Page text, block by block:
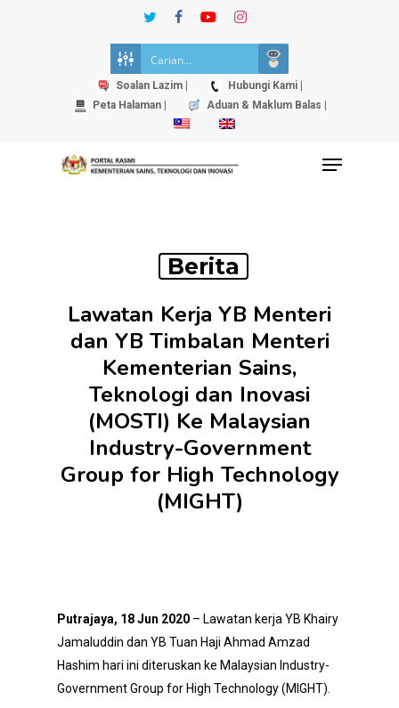
twitterfacebookyoutubeinstagram
Soalan Lazim |
Hubungi Kami |
Peta Halaman |
Aduan & Maklum Balas |
Menu
Berita
Lawatan Kerja YB Menteri
dan YB Timbalan Menteri
Kementerian Sains,
Teknologi dan Inovasi
(MOSTI) Ke Malaysian
Industry-Government
Group for High Technology
(MIGHT)
Putrajaya, 18 Jun 2020 – Lawatan kerja YB Khairy
Jamaluddin dan YB Tuan Haji Ahmad Amzad
Hashim hari ini diteruskan ke Malaysian Industry-
Government Group for High Technology (MIGHT).